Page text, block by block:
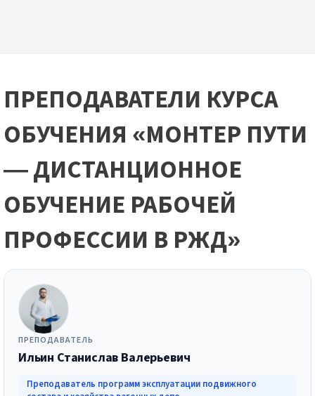
ПРЕПОДАВАТЕЛИ КУРСА
ОБУЧЕНИЯ «МОНТЕР ПУТИ
— ДИСТАНЦИОННОЕ
ОБУЧЕНИЕ РАБОЧЕЙ
ПРОФЕССИИ В РЖД»
ПРЕПОДАВАТЕЛЬ
Ильин Станислав Валерьевич
Преподаватель программ эксплуатации подвижного